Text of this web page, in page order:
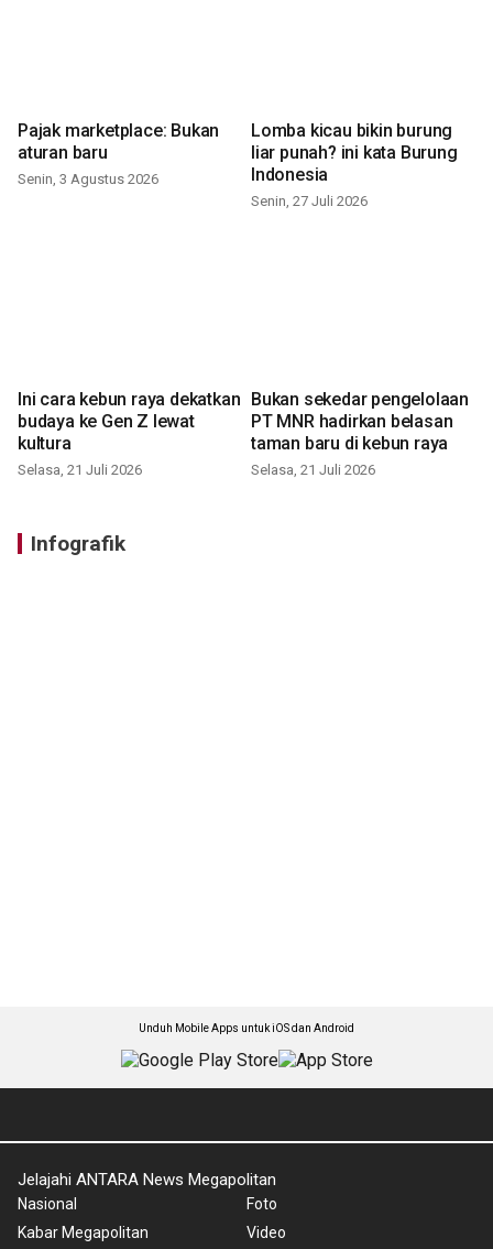
Pajak marketplace: Bukan
aturan baru
Senin, 3 Agustus 2026
Lomba kicau bikin burung
liar punah? ini kata Burung
Indonesia
Senin, 27 Juli 2026
Ini cara kebun raya dekatkan
budaya ke Gen Z lewat
kultura
Selasa, 21 Juli 2026
Bukan sekedar pengelolaan
PT MNR hadirkan belasan
taman baru di kebun raya
Selasa, 21 Juli 2026
Infografik
Unduh Mobile Apps untuk iOS dan Android
Jelajahi ANTARA News Megapolitan
Nasional
Kabar Megapolitan
Foto
Video